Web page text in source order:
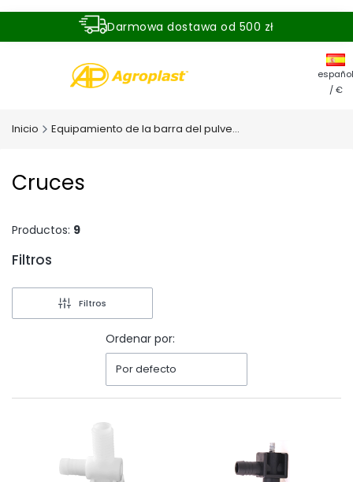
Darmowa dostawa od 500 zł
español
/ €
Inicio Equipamiento de la barra del pulverizador
Cruces
Productos: 9
Filtros
Fin de los filtros
Filtros
Ordenar por:
Por defecto